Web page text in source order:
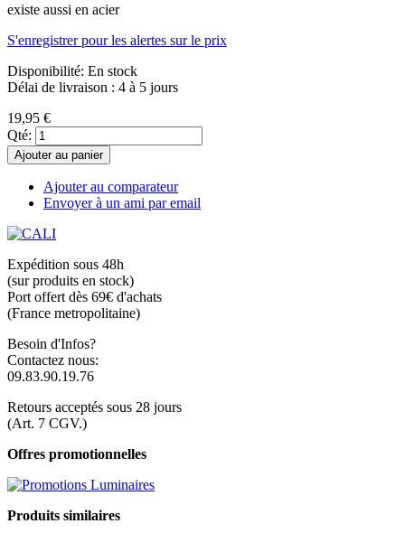
existe aussi en acier
S'enregistrer pour les alertes sur le prix
Disponibilité: En stock
Délai de livraison : 4 à 5 jours
19,95 €
Qté:
Ajouter au panier
Ajouter au comparateur
Envoyer à un ami par email
Expédition sous 48h
(sur produits en stock)
Port offert dès 69€ d'achats
(France metropolitaine)
Besoin d'Infos?
Contactez nous:
09.83.90.19.76
Retours acceptés sous 28 jours
(Art. 7 CGV.)
Offres promotionnelles
Produits similaires